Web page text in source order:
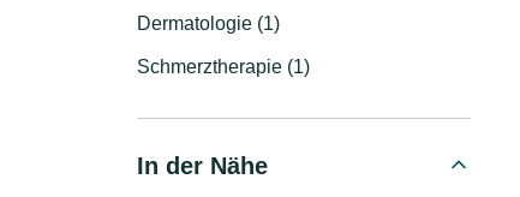
Dermatologie (1)
Schmerztherapie (1)
In der Nähe